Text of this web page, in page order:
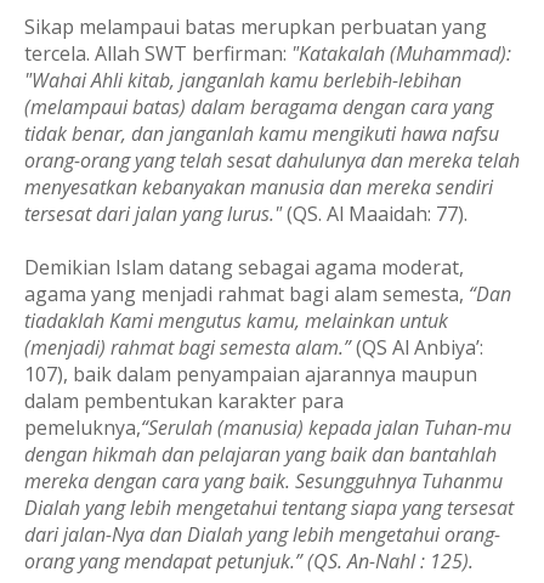
Sikap melampaui batas merupkan perbuatan yang
tercela. Allah SWT berfirman: "Katakalah (Muhammad):
"Wahai Ahli kitab, janganlah kamu berlebih-lebihan
(melampaui batas) dalam beragama dengan cara yang
tidak benar, dan janganlah kamu mengikuti hawa nafsu
orang-orang yang telah sesat dahulunya dan mereka telah
menyesatkan kebanyakan manusia dan mereka sendiri
tersesat dari jalan yang lurus."(QS. Al Maaidah: 77).
Demikian Islam datang sebagai agama moderat,
agama yang menjadi rahmat bagi alam semesta, “Dan
tiadaklah Kami mengutus kamu, melainkan untuk
(menjadi) rahmat bagi semesta alam.”(QS Al Anbiya’:
107), baik dalam penyampaian ajarannya maupun
dalam pembentukan karakter para
pemeluknya,“Serulah (manusia) kepada jalan Tuhan-mu
dengan hikmah dan pelajaran yang baik dan bantahlah
mereka dengan cara yang baik. Sesungguhnya Tuhanmu
Dialah yang lebih mengetahui tentang siapa yang tersesat
dari jalan-Nya dan Dialah yang lebih mengetahui orang-
orang yang mendapat petunjuk.” (QS. An-Nahl : 125).